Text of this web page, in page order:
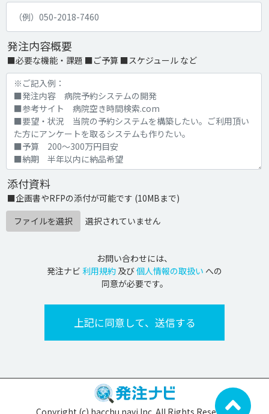
発注内容概要
■必要な機能・課題 ■ご予算 ■スケジュール など
添付資料
■企画書やRFPの添付が可能です (10MBまで)
ファイルを選択
選択されていません
お問い合わせには、
発注ナビ 利用規約 及び個人情報の取扱い への
同意が必要です。